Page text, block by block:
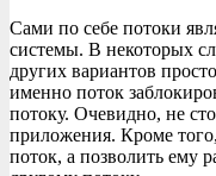
Сами по себе потоки
системы. В некоторых
других вариантов
именно поток
потоку. Очевидно, не
приложения. Кроме
поток, а позволить ему